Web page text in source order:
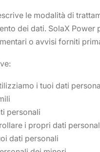
le modalità di
dei dati. SolaX
o avvisi forniti
i tuoi dati
personali
i propri dati
dati personali